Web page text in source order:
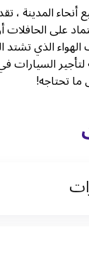
المدينة ،
على الحافلات
الذي
تحتاجه!